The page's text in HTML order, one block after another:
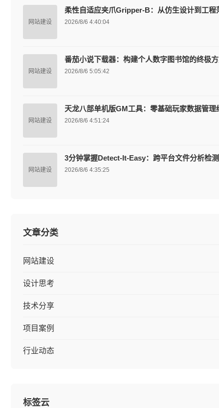
网站建设
柔性自适应夹爪Gripper-B：从仿生设计到工程
2026/8/6 4:40:04
网站建设
番茄小说下载器：构建个人数字图书馆的终极
2026/8/6 5:05:42
网站建设
天龙八部单机版GM工具：零基础玩家数据管理
2026/8/6 4:51:24
网站建设
3分钟掌握Detect-It-Easy：跨平台文件分析检
2026/8/6 4:35:25
文章分类
网站建设
设计思考
技术分享
项目案例
行业动态
标签云